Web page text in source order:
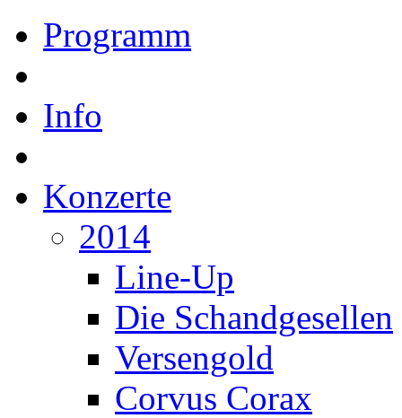
Programm
Info
Konzerte
2014
Line-Up
Die Schandgesellen
Versengold
Corvus Corax